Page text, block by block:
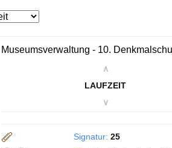
Museumsverwaltung - 10.
∧
LAUFZEIT
∨
Signatur: 25